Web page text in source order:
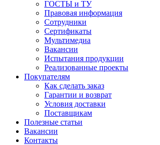
ГОСТЫ и ТУ
Правовая информация
Сотрудники
Сертификаты
Мультимедиа
Вакансии
Испытания продукции
Реализованные проекты
Покупателям
Как сделать заказ
Гарантии и возврат
Условия доставки
Поставщикам
Полезные статьи
Вакансии
Контакты